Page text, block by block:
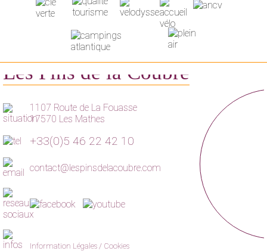
Les Pins de la Coubre
1107 Route de La Fouasse
17570 Les Mathes
+33(0)5 46 22 42 10
contact@lespinsdelacoubre.com
Information Légales / Cookies